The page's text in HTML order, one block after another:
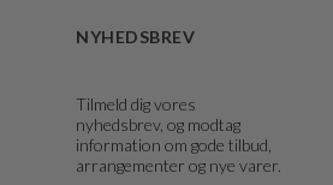
NYHEDSBREV
Tilmeld dig vores
nyhedsbrev, og modtag
information om gode tilbud,
arrangementer og nye varer.